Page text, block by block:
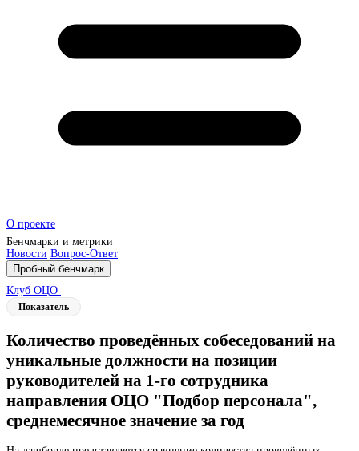
О проекте
Бенчмарки и метрики
Новости Вопрос-Ответ
Пробный бенчмарк
Клуб ОЦО
Показатель
Количество проведённых собеседований на
уникальные должности на позиции
руководителей на 1-го сотрудника
направления ОЦО "Подбор персонала",
среднемесячное значение за год